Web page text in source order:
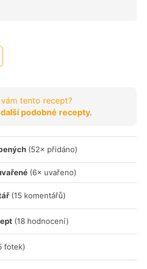
tento recept?
podobné recepty.
(52× přidáno)
(6× uvařeno)
(15 komentářů)
(18 hodnocení)
fotek)